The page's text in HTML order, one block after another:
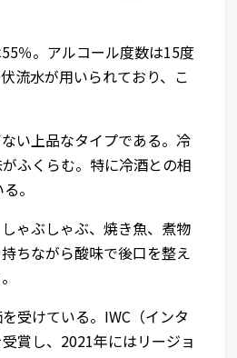
％。アルコール度数は15度
流水が用いられており、こ
い上品なタイプである。冷
ふくらむ。特に冷酒との相
。
ゃぶしゃぶ、焼き魚、煮物
ちながら酸味で後口を整え
受けている。IWC（インタ
賞し、2021年にはリージョ